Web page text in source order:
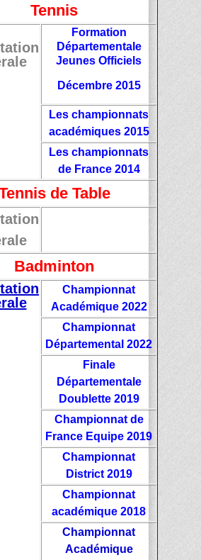
Tennis
Formation
Départementale
Jeunes Officiels
Décembre 2015
Les championnats
académiques 2015
Les championnats
de France 2014
de Table
Badminton
Championnat
Académique 2022
Championnat
Départemental 2022
Finale
Départementale
Doublette 2019
Championnat de
France Equipe 2019
Championnat
District 2019
Championnat
académique 2018
Championnat
Académique